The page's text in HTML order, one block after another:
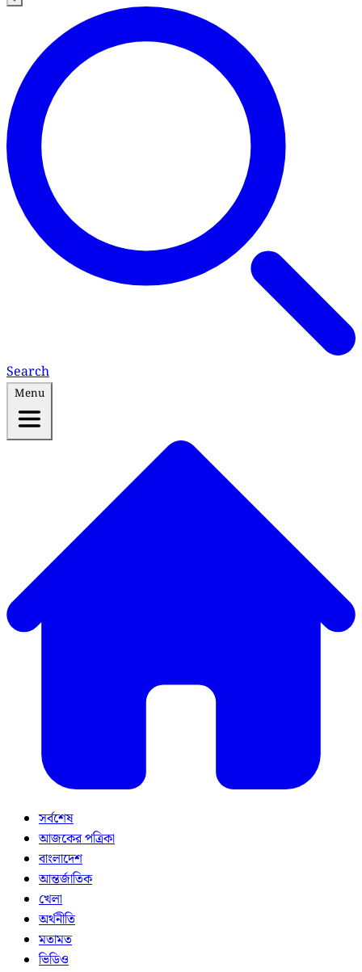
Search
Menu
সর্বশেষ
আজকের পত্রিকা
বাংলাদেশ
আন্তর্জাতিক
খেলা
অর্থনীতি
মতামত
ভিডিও